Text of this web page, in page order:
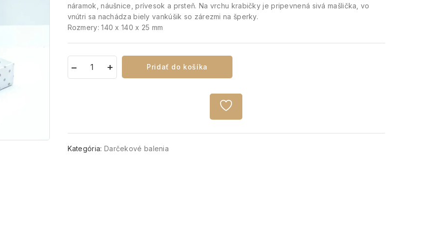
náramok, náušnice, prívesok a prsteň. Na vrchu krabičky je pripevnená sivá mašlička, vo
vnútri sa nachádza biely vankúšik so zárezmi na šperky.
Rozmery: 140 x 140 x 25 mm
Pridať do košíka
Kategória: Darčekové balenia